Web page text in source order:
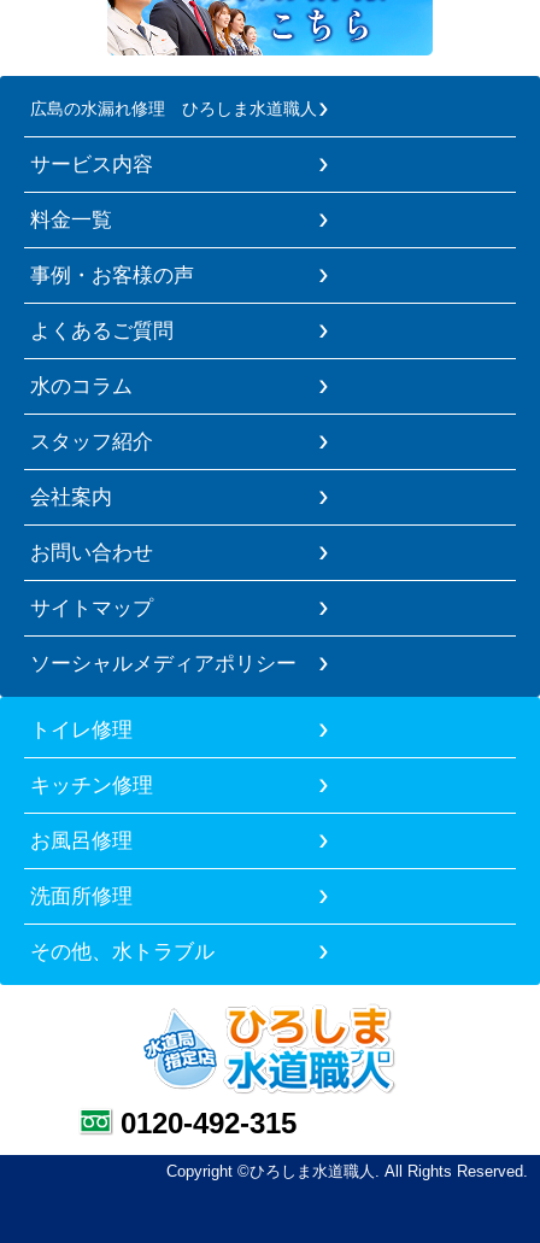
広島の水漏れ修理 ひろしま水道職人
サービス内容
料金一覧
事例・お客様の声
よくあるご質問
水のコラム
スタッフ紹介
会社案内
お問い合わせ
サイトマップ
ソーシャルメディアポリシー
トイレ修理
キッチン修理
お風呂修理
洗面所修理
その他、水トラブル
0120-492-315
Copyright ©ひろしま水道職人. All Rights Reserved.